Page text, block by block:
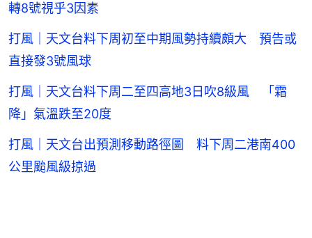
轉8號視乎3因素
打風｜天文台料下周初至中期風勢持續頗大 預告或
直接發3號風球
打風｜天文台料下周二至四高地3日吹8級風 「霜
降」氣溫跌至20度
打風｜天文台出預測移動路徑圖 料下周二港南400
公里颱風級掠過